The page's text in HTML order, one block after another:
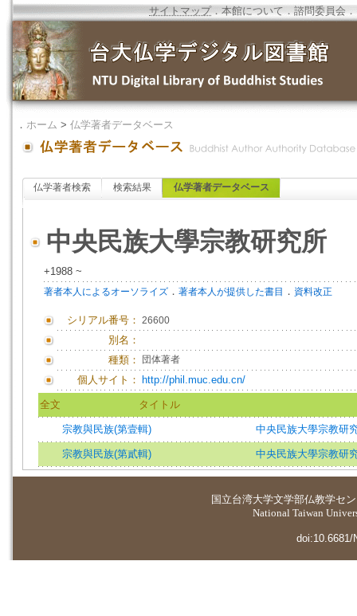
サイトマップ．本館について ．諮問委員会 ．
． ホーム > 仏学著者データベース
仏学著者検索 検索結果 仏学著者データベース
中央民族大學宗教研究所
+1988 ~
著者本人によるオーソライズ ． 著者本人が提供した書目 ． 資料改正
シリアル番号： 26600
別名：
種類：
団体著者
個人サイト： http://phil.muc.edu.cn/
全文 タイトル
宗教與民族(第壹輯) 中央民族大學宗教研
宗教與民族(第貳輯) 中央民族大學宗教研
国立台湾大学文学部仏教学セ
National Taiwan
doi:10.6681/